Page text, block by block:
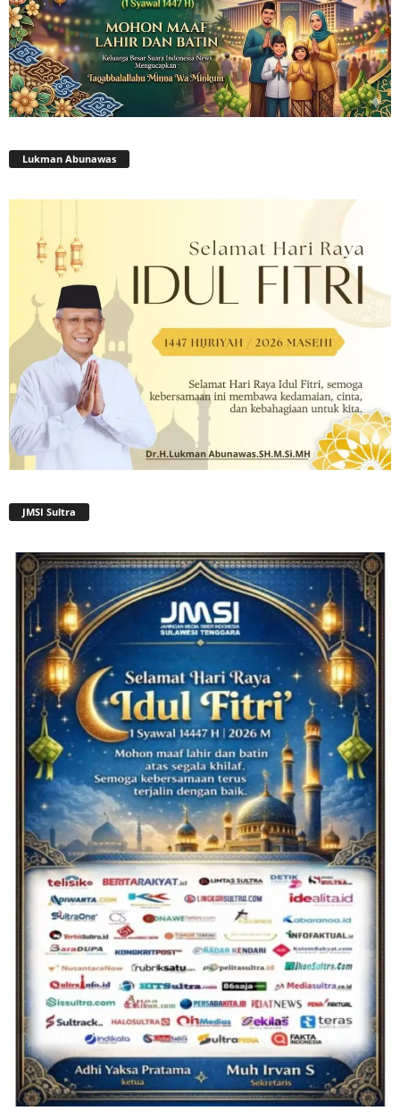
Lukman Abunawas
JMSI Sultra